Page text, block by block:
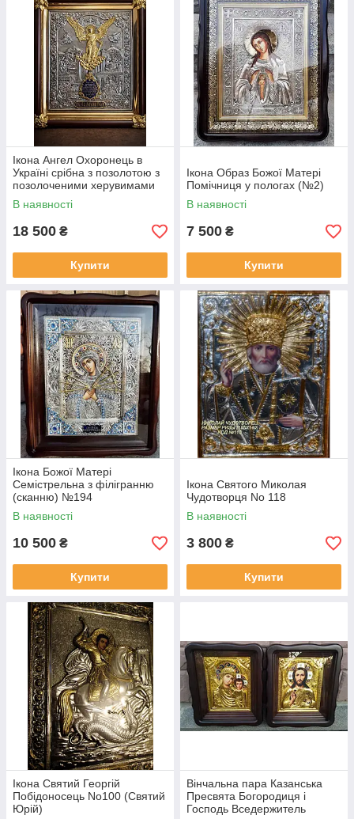
Ікона Ангел Охоронець в
Україні срібна з позолотою з
позолоченими херувимами
В наявності
18 500 ₴
Купити
Ікона Образ Божої Матері
Помічниця у пологах (№2)
В наявності
7 500 ₴
Купити
Ікона Божої Матері
Семістрельна з філігранню
(сканню) №194
В наявності
10 500 ₴
Купити
Ікона Святого Миколая
Чудотворця No 118
В наявності
3 800 ₴
Купити
Ікона Святий Георгій
Побідоносець No100 (Святий
Юрій)
Вінчальна пара Казанська
Пресвята Богородиця і
Господь Вседержитель